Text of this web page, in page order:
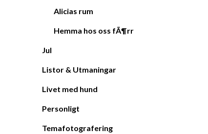
Alicias rum
Hemma hos oss fÃ¶rr
Jul
Listor & Utmaningar
Livet med hund
Personligt
Temafotografering